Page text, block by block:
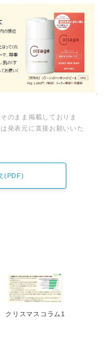
のまま掲載しておりま
発表元に直接お願いいた
(PDF)
クリスマスコラム1